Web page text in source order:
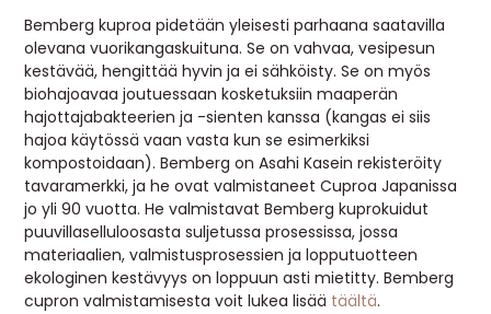
Bemberg kuproa pidetään yleisesti parhaana saatavilla
olevana vuorikangaskuituna. Se on vahvaa, vesipesun
kestävää, hengittää hyvin ja ei sähköisty. Se on myös
biohajoavaa joutuessaan kosketuksiin maaperän
hajottajabakteerien ja -sienten kanssa (kangas ei siis
hajoa käytössä vaan vasta kun se esimerkiksi
kompostoidaan). Bemberg on Asahi Kasein rekisteröity
tavaramerkki, ja he ovat valmistaneet Cuproa Japanissa
jo yli 90 vuotta. He valmistavat Bemberg kuprokuidut
puuvillaselluloosasta suljetussa prosessissa, jossa
materiaalien, valmistusprosessien ja lopputuotteen
ekologinen kestävyys on loppuun asti mietitty. Bemberg
cupron valmistamisesta voit lukea lisää täältä.